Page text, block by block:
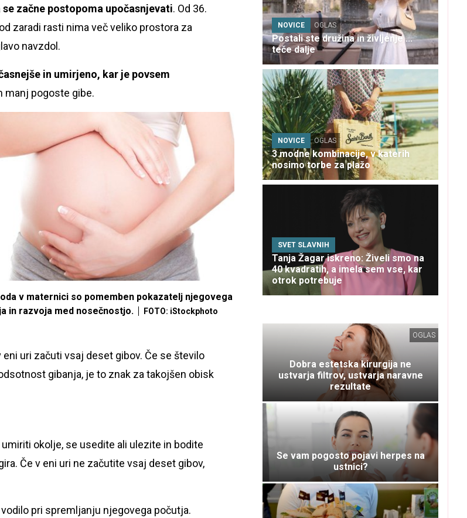
začne postopoma upočasnjevati. Od 36.
zaradi rasti nima več veliko prostora za
navzdol.
in umirjeno, kar je povsem
manj pogoste gibe.
v maternici so pomemben pokazatelj njegovega
in razvoja med nosečnostjo.
FOTO: iStockphoto
uri začuti vsaj deset gibov. Če se število
gibanja, je to znak za takojšen obisk
okolje, se usedite ali ulezite in bodite
Če v eni uri ne začutite vsaj deset gibov,
pri spremljanju njegovega počutja.
NOVICE OGLAS
Postali ste družina in življenje ...
teče dalje
NOVICE OGLAS
3 modne kombinacije, v katerih
nosimo torbe za plažo
SVET SLAVNIH
Tanja Žagar iskreno: Živeli smo na
40 kvadratih, a imela sem vse, kar
otrok potrebuje
OGLAS
Dobra estetska kirurgija ne
ustvarja filtrov, ustvarja naravne
rezultate
Se vam pogosto pojavi herpes na
ustnici?